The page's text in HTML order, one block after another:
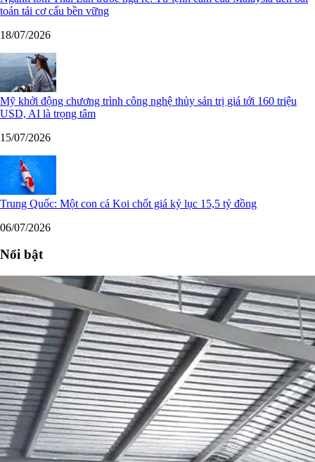
toán tái cơ cấu bền vững
18/07/2026
Mỹ khởi động chương trình công nghệ thủy sản trị giá tới 160 triệu
USD, AI là trọng tâm
15/07/2026
Trung Quốc: Một con cá Koi chốt giá kỷ lục 15,5 tỷ đồng
06/07/2026
Nổi bật